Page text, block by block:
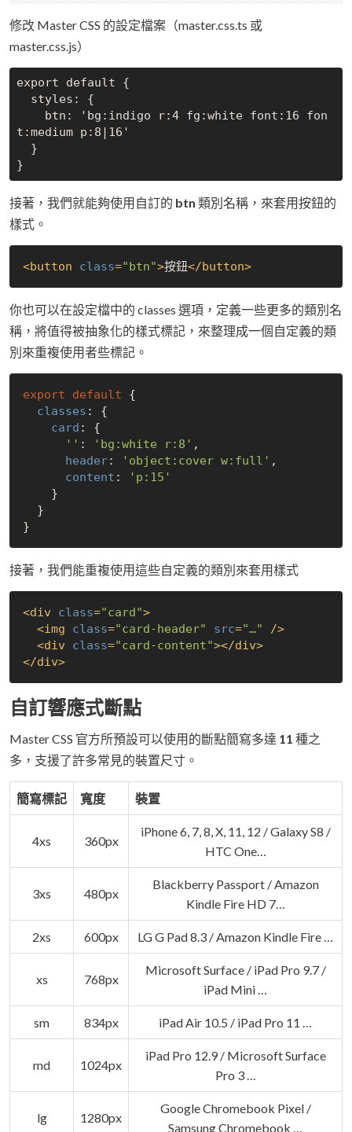
修改 Master CSS 的設定檔案（master.css.ts 或
master.css.js）
export default {
t:medium p:8|16'
接著，我們就能夠使用自訂的 btn 類別名稱，來套用按鈕的
樣式。
<button class="btn">按鈕</button>
你也可以在設定檔中的 classes 選項，定義一些更多的類別名
稱，將值得被抽象化的樣式標記，來整理成一個自定義的類
別來重複使用者些標記。
export default {
classes : {
card : {
'' : 'bg:white r:8' ,
header: 'object:cover w:full' ,
content :
'p:15'
接著，我們能重複使用這些自定義的類別來套用樣式
<div class="card">
<img class="card-header" src="…" />
<div class="card-content"></div>
</div>
自訂響應式斷點
Master CSS 官方所預設可以使用的斷點簡寫多達 11 種之
多，支援了許多常見的裝置尺寸。
簡寫標記 寬度 裝置
4xs 360px
iPhone 6, 7, 8, X, 11, 12 / Galaxy S8 /
HTC One…
3xs 480px
Blackberry Passport / Amazon
Kindle Fire HD 7…
2xs 600px LG G Pad 8.3 / Amazon Kindle Fire …
xs 768px
Microsoft Surface / iPad Pro 9.7 /
iPad Mini …
sm 834px iPad Air 10.5 / iPad Pro 11 …
md 1024px
iPad Pro 12.9 / Microsoft Surface
Pro 3 …
lg 1280px
Google Chromebook Pixel /
Samsung Chromebook …